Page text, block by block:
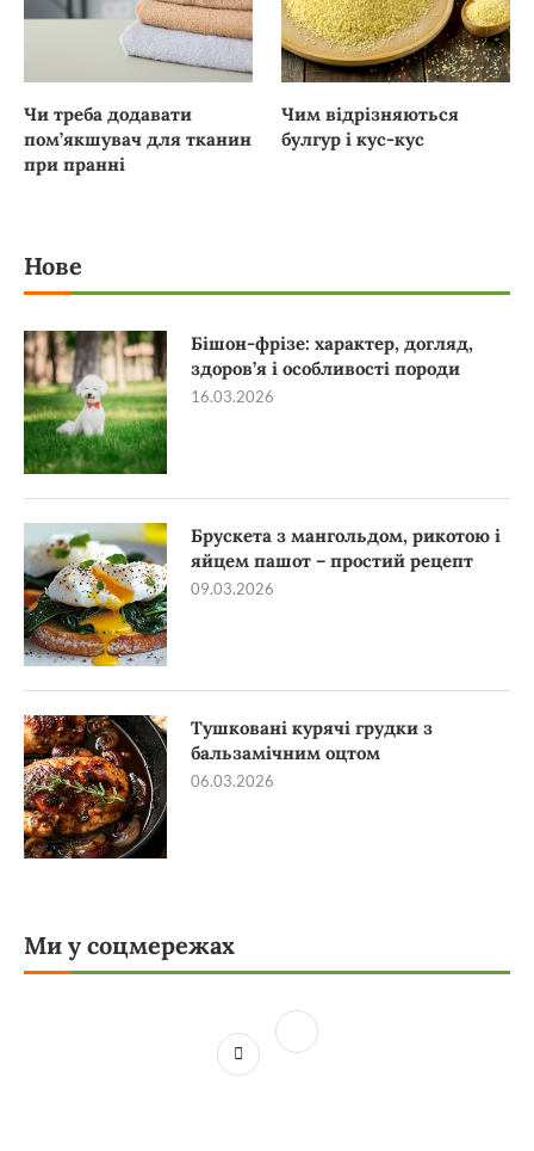
Чи треба додавати
пом’якшувач для тканин
при пранні
Чим відрізняються
булгур і кус-кус
Нове
Бішон-фрізе: характер, догляд,
здоров’я і особливості породи
16.03.2026
Брускета з мангольдом, рикотою і
яйцем пашот – простий рецепт
09.03.2026
Тушковані курячі грудки з
бальзамічним оцтом
06.03.2026
Ми у соцмережах